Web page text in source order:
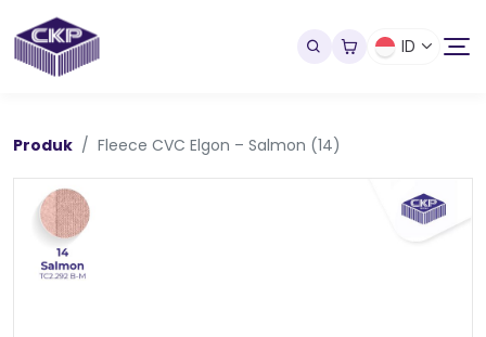
ID
Produk Fleece CVC Elgon – Salmon (14)